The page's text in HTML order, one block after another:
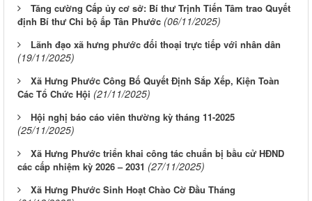
Tăng cường Cấp ủy cơ sở: Bí thư Trịnh Tiến Tâm trao Quyết
định Bí thư Chi bộ ấp Tân Phước (06/11/2025)
Lãnh đạo xã hưng phước đối thoại trực tiếp với nhân dân
(19/11/2025)
Xã Hưng Phước Công Bố Quyết Định Sắp Xếp, Kiện Toàn
Các Tổ Chức Hội (21/11/2025)
Hội nghị báo cáo viên thường kỳ tháng 11-2025
(25/11/2025)
Xã Hưng Phước triển khai công tác chuẩn bị bầu cử HĐND
các cấp nhiệm kỳ 2026 – 2031 (27/11/2025)
Xã Hưng Phước Sinh Hoạt Chào Cờ Đầu Tháng